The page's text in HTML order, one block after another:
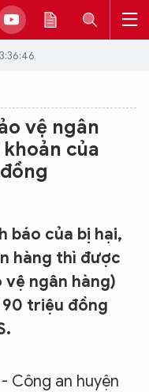
vệ ngân
của
báo của bị hại,
hàng thì được
vệ ngân hàng)
triệu đồng
Công an huyện